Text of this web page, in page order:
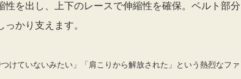
性を出し、上下のレースで伸縮性を確保。ベルト部分
かり支えます。
つけていないみたい」「肩こりから解放された」という熱烈なファ